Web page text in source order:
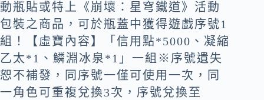
動瓶貼或特上《崩壞：星穹鐵道》活動
包裝之商品，可於瓶蓋中獲得遊戲序號1
組！【虛寶內容】「信用點*5000、凝縮
乙太*1、鱗淵冰泉*1」一組※序號遺失
恕不補發，同序號一僅可使用一次，同
一角色可重複兌換3次，序號兌換至